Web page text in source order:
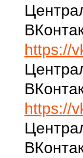
https://
https://